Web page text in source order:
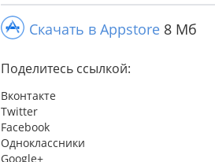
Скачать в Appstore 8 Мб
Поделитесь ссылкой:
Вконтакте
Twitter
Facebook
Одноклассники
Google+